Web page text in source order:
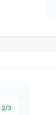
2/3